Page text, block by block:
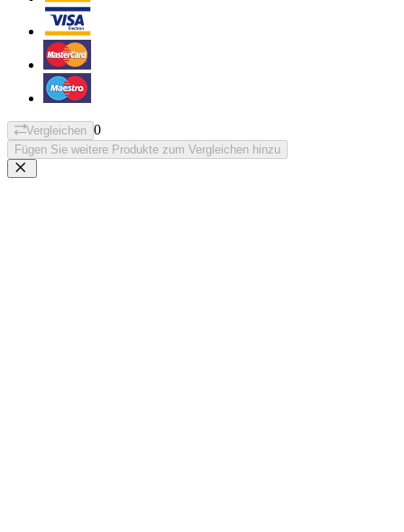
Vergleichen 0
Fügen Sie weitere Produkte zum Vergleichen hinzu